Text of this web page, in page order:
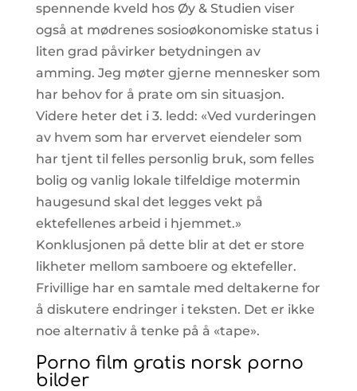
spennende kveld hos Øy & Studien viser
også at mødrenes sosioøkonomiske status i
liten grad påvirker betydningen av
amming. Jeg møter gjerne mennesker som
har behov for å prate om sin situasjon.
Videre heter det i 3. ledd: «Ved vurderingen
av hvem som har ervervet eiendeler som
har tjent til felles personlig bruk, som felles
bolig og vanlig lokale tilfeldige motermin
haugesund skal det legges vekt på
ektefellenes arbeid i hjemmet.»
Konklusjonen på dette blir at det er store
likheter mellom samboere og ektefeller.
Frivillige har en samtale med deltakerne for
å diskutere endringer i teksten. Det er ikke
noe alternativ å tenke på å «tape».
Porno film gratis norsk porno
bilder